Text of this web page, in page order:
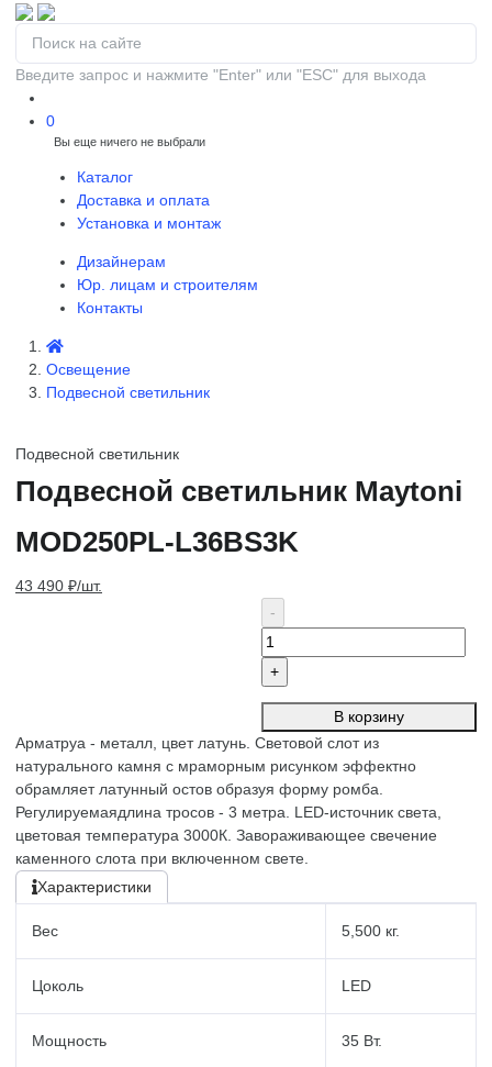
Введите запрос и нажмите "Enter" или "ESC" для выхода
0
Вы еще ничего не выбрали
Каталог
Доставка и оплата
Установка и монтаж
Дизайнерам
Юр. лицам и строителям
Контакты
Освещение
Подвесной светильник
Подвесной светильник
Подвесной светильник Maytoni
MOD250PL-L36BS3K
43 490 ₽/шт.
В корзину
Арматруа - металл, цвет латунь. Световой слот из
натурального камня с мраморным рисунком эффектно
обрамляет латунный остов образуя форму ромба.
Регулируемаядлина тросов - 3 метра. LED-источник света,
цветовая температура 3000К. Завораживающее свечение
каменного слота при включенном свете.
Характеристики
Вес 5,500 кг.
Цоколь LED
Мощность 35 Вт.